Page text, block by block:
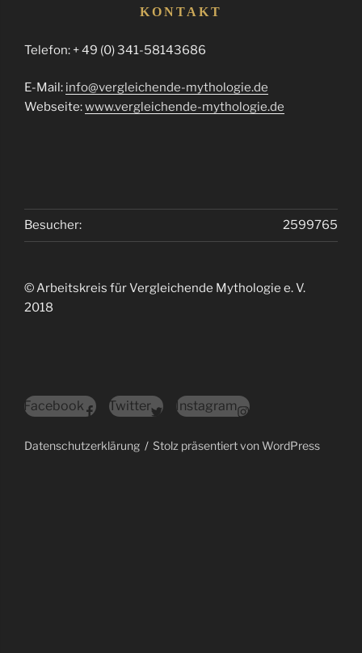
KONTAKT
Telefon: + 49 (0) 341-58143686
E-Mail: info@vergleichende-mythologie.de
Webseite:www.vergleichende-mythologie.de
2599765
Besucher:
© Arbeitskreis für Vergleichende Mythologie e. V.
2018
Facebook Twitter Instagram
Datenschutzerklärung Stolz präsentiert von WordPress